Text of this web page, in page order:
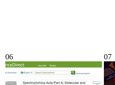
06 07